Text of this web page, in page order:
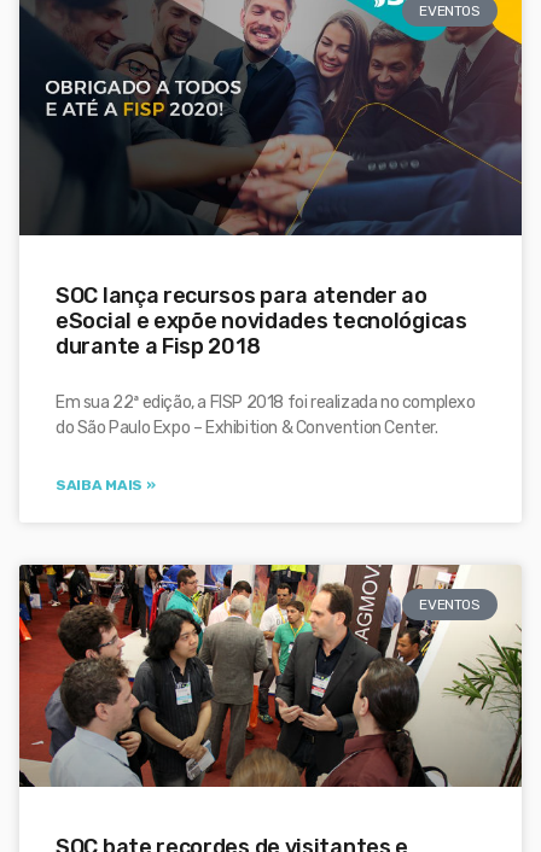
EVENTOS
SOC lança recursos para atender ao
eSocial e expõe novidades tecnológicas
durante a Fisp 2018
Em sua 22ª edição, a FISP 2018 foi realizada no complexo
do São Paulo Expo – Exhibition & Convention Center.
SAIBA MAIS »
EVENTOS